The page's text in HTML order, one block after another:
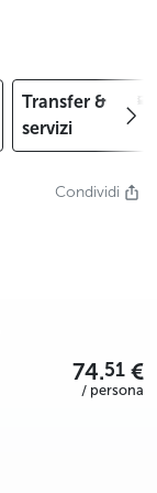
Transfer &
servizi
Condividi
74.51 €
/ persona